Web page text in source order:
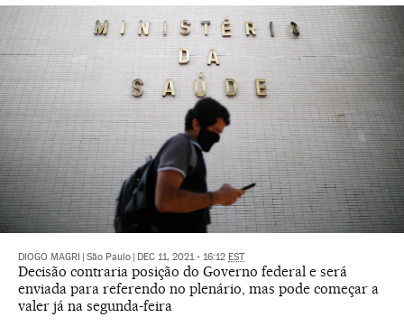
DIOGO MAGRI São Paulo DEC 11, 2021 - 16:12 EST
Decisão contraria posição do Governo federal e será
enviada para referendo no plenário, mas pode começar a
valer já na segunda-feira